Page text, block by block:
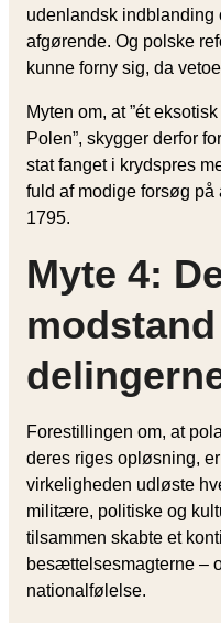
udenlandsk indblanding
afgørende. Og polske
kunne forny sig, da
Myten om, at ”ét
Polen”, skygger derfor
stat fanget i krydspres
fuld af modige forsøg på
1795.
Myte 4:
Forestillingen om, at
deres riges opløsning, er
virkeligheden udløste
militære, politiske og
tilsammen skabte et
besættelsesmagterne –
nationalfølelse.